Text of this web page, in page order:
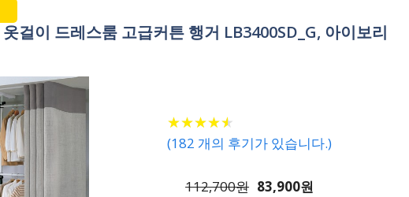
걸이 드레스룸 고급커튼 행거 LB3400SD_G, 아이보리
★★★★★
★★★★★
(182 개의 후기가 있습니다.)
112,700원 83,900원